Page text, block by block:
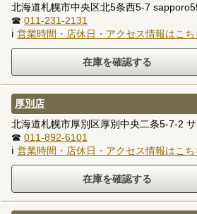
北海道札幌市中央区北5条西5-7
☎ 011-231-2131
ℹ 営業時間・店休日・アクセス情報はこち
厚別店
北海道札幌市厚別区厚別中央二条5-7-2
☎ 011-892-6101
ℹ 営業時間・店休日・アクセス情報はこち